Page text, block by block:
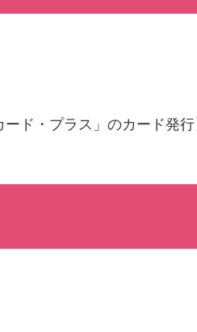
ド・プラス」のカード発行